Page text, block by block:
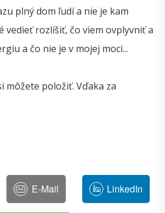
plný dom ľudí a nie je kam
vedieť rozlíšiť, čo viem ovplyvniť a
a čo nie je v mojej moci...
môžete položiť. Vďaka za
E-Mail LinkedIn